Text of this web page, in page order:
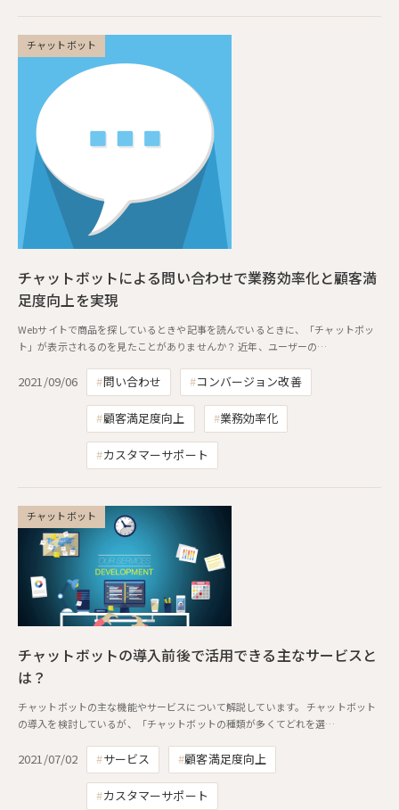
チャットボット
チャットボットによる問い合わせで業務効率化と顧客満
足度向上を実現
Webサイトで商品を探しているときや記事を読んでいるときに、「チャットボッ
ト」が表示されるのを見たことがありませんか？ 近年、ユーザーの…
2021/09/06 問い合わせ コンバージョン改善
顧客満足度向上 業務効率化
カスタマーサポート
チャットボット
チャットボットの導入前後で活用できる主なサービスと
は？
チャットボットの主な機能やサービスについて解説しています。 チャットボット
の導入を検討しているが、「チャットボットの種類が多くてどれを選…
2021/07/02 サービス 顧客満足度向上
カスタマーサポート